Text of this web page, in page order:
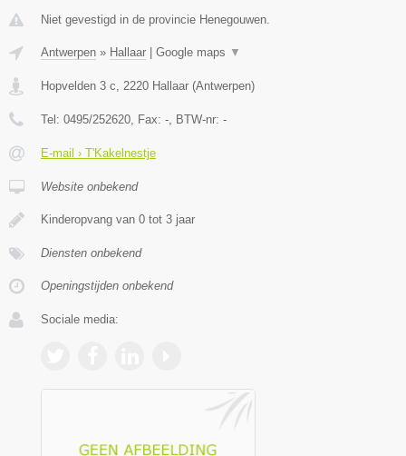
Niet gevestigd in de provincie Henegouwen.
Antwerpen » Hallaar | Google maps ▼
Hopvelden 3 c 2220 Hallaar (Antwerpen)
Tel: 0495/252620 , Fax: - , BTW-nr: -
E-mail › T'Kakelnestje
Website onbekend
Kinderopvang van 0 tot 3 jaar
Diensten onbekend
Openingstijden onbekend
Sociale media: